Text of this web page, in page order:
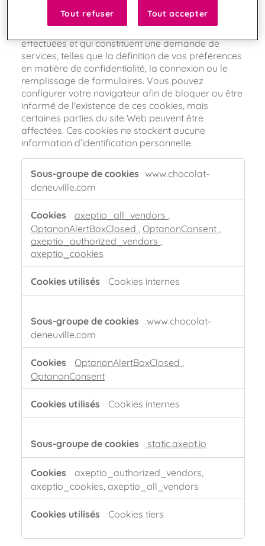
dans nos systèmes. Ils sont généralement établis
en tant que réponse à des actions que vous avez
effectuées et qui constituent une demande de
services, telles que la définition de vos préférences
en matière de confidentialité, la connexion ou le
remplissage de formulaires. Vous pouvez
configurer votre navigateur afin de bloquer ou être
informé de l'existence de ces cookies, mais
certaines parties du site Web peuvent être
affectées. Ces cookies ne stockent aucune
information d’identification personnelle.
strictement
nécessaires
www.chocolat-
deneuville.com
axeptio_all_vendors
OptanonAlertBoxClosed OptanonConsent
axeptio_authorized_vendors
axeptio_cookies
Cookies internes
.www.chocolat-
deneuville.com
OptanonAlertBoxClosed
OptanonConsent
Cookies internes
static.axept.io
axeptio_authorized_vendors,
axeptio_cookies, axeptio_all_vendors
Cookies tiers
Tout refuser Tout accepter